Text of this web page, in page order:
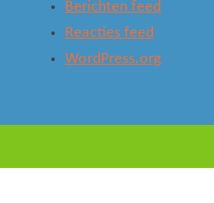
Berichten feed
Reacties feed
WordPress.org